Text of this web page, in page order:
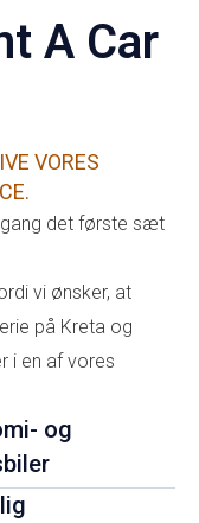
A Car
VORES
det første sæt
vi ønsker, at
på Kreta og
i en af ​​vores
og